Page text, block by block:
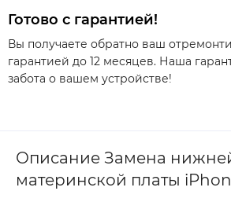
Готово с гарантией!
Вы получаете обратно ваш
гарантией до 12 месяцев. Наша
забота о вашем устройстве!
Описание Замена
материнской платы